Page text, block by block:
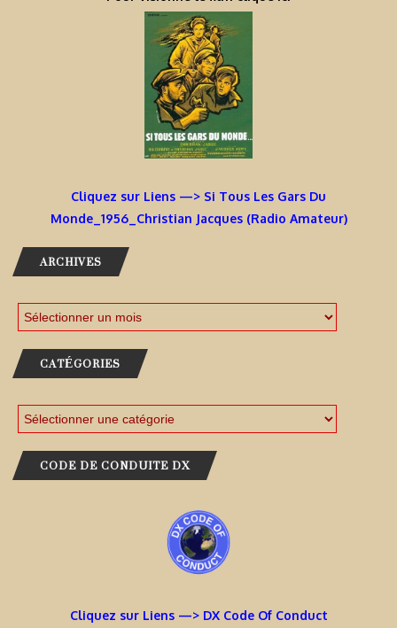
Cliquez sur Liens —> Si Tous Les Gars Du
Monde_1956_Christian Jacques (Radio Amateur)
ARCHIVES
CATÉGORIES
CODE DE CONDUITE DX
Cliquez sur Liens —> DX Code Of Conduct